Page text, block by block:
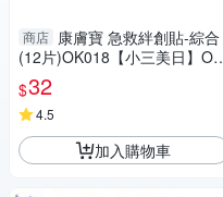
商店 康膚寶 急救絆創貼-綜合
(12片)OK018【小三美日】OK
繃 DS002668
$32
4.5
加入購物車